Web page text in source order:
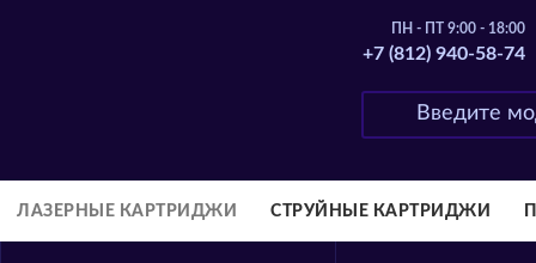
ПН - ПТ 9:00 - 18:00
+7 (812) 940-58-74
ЛАЗЕРНЫЕ КАРТРИДЖИ СТРУЙНЫЕ КАРТРИДЖИ